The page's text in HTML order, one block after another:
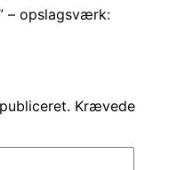
– opslagsværk:
Krævede